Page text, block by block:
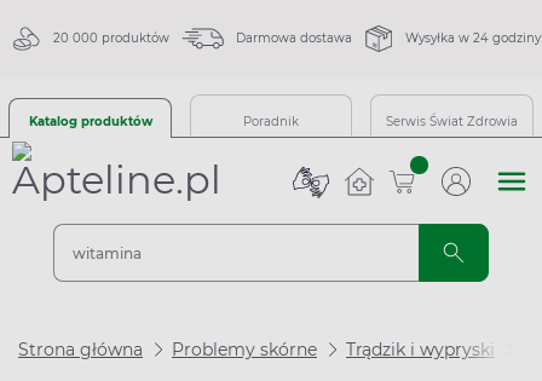
20 000 produktów Darmowa dostawa Wysyłka w 24 godziny
Katalog produktów Poradnik Serwis Świat Zdrowia
sztuk
Strona główna Problemy skórne Trądzik i wypryski